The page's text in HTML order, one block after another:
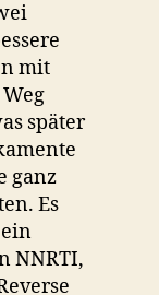
mit
später
ganz
Es
NNRTI,